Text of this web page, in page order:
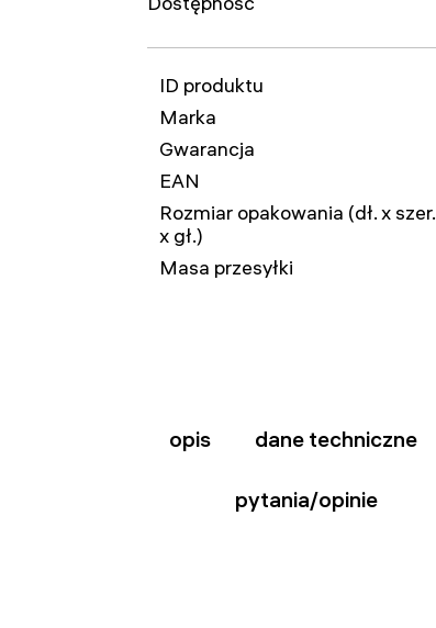
ID produktu
Marka
Gwarancja
EAN
Rozmiar opakowania (dł. x szer.
x gł.)
Masa przesyłki
opis dane techniczne
pytania/opinie